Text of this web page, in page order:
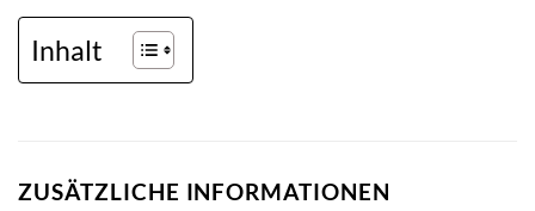
Inhalt
ZUSÄTZLICHE INFORMATIONEN